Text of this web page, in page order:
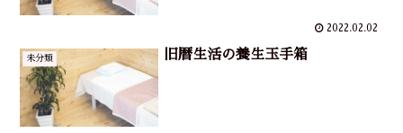
2022.02.02
未分類 旧暦生活の養生玉手箱